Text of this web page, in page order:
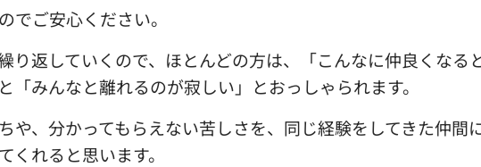
でご安心ください。
り返していくので、ほとんどの方は、「こんなに仲良くなる
みんなと離れるのが寂しい」とおっしゃられます。
や、分かってもらえない苦しさを、同じ経験をしてきた仲間
れると思います。